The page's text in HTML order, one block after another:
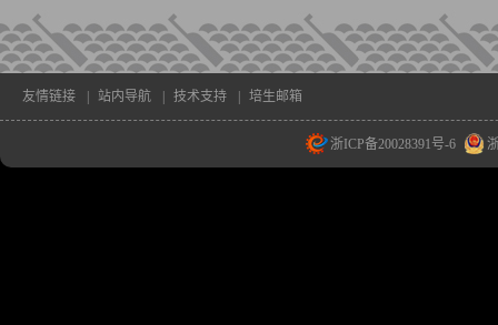
友情链接 | 站内导航 | 技术支持 | 培生邮箱
浙ICP备20028391号-6